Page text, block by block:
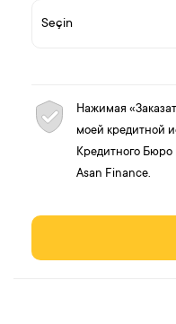
Нажимая
моей кредитной
Кредитного Бюро
Asan Finance.